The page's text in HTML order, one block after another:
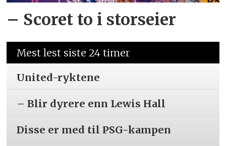
– Scoret to i storseier
Mest lest siste 24 timer
United-ryktene
– Blir dyrere enn Lewis Hall
Disse er med til PSG-kampen